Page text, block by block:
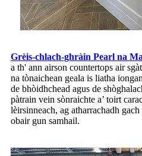
Grèis-chlach-ghràin Pearl na
a th' ann airson countertops air
na tònaichean geala is liatha
de bhòidhchead agus de
pàtrain vein sònraichte a’ toirt
lèirsinneach, ag atharrachadh
obair gun samhail.